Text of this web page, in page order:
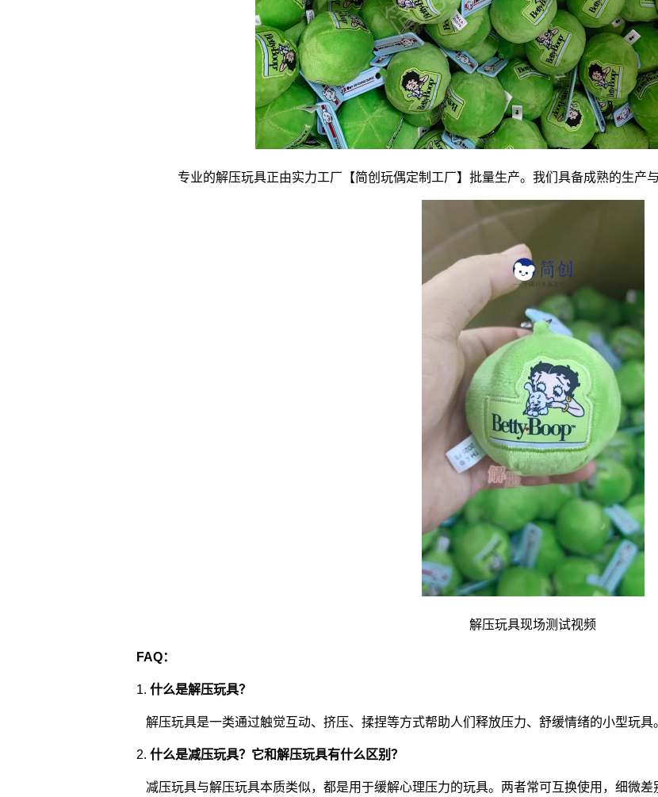
专业的解压玩具正由实力工厂【简创玩偶定制工厂】批量生产。我们具备成熟的生产
解压玩具现场测试视频
FAQ：
1. 什么是解压玩具？
解压玩具是一类通过触觉互动、挤压、揉捏等方式帮助人们释放压力、舒缓情绪的小型玩具
2. 什么是减压玩具？它和解压玩具有什么区别？
减压玩具与解压玩具本质类似，都是用于缓解心理压力的玩具。两者常可互换使用，细微差